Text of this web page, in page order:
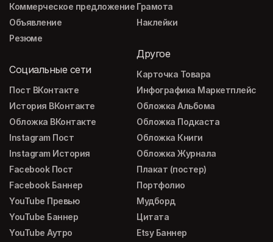
Коммерческое предложение
Объявление
Резюме
Социальные сети
Пост ВКонтакте
История ВКонтакте
Обложка ВКонтакте
Instagram Пост
Instagram История
Facebook Пост
Facebook Баннер
YouTube Превью
YouTube Баннер
YouTube Аутро
Грамота
Наклейки
Другое
Карточка Товара
Инфографика Маркетплейс
Обложка Альбома
Обложка Подкаста
Обложка Книги
Обложка Журнала
Плакат (постер)
Портфолио
Мудборд
Цитата
Etsy Баннер